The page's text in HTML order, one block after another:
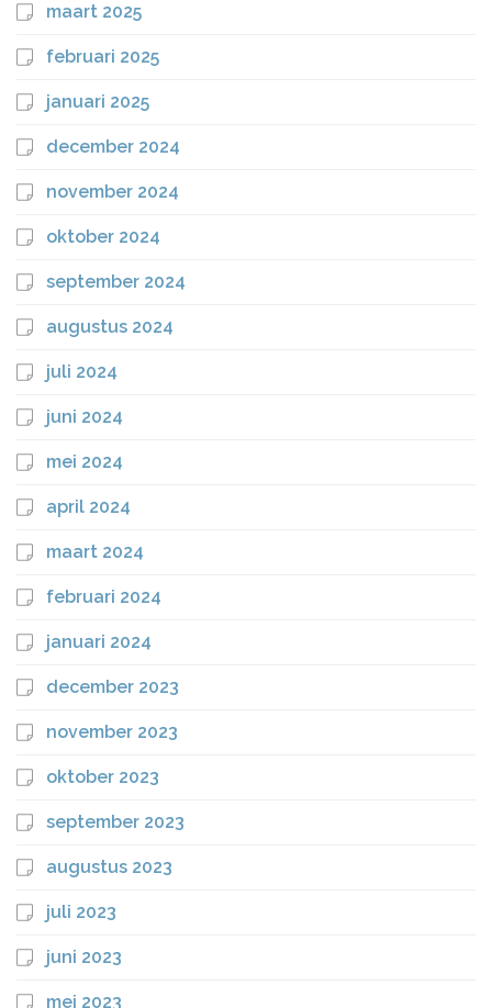
maart 2025
februari 2025
januari 2025
december 2024
november 2024
oktober 2024
september 2024
augustus 2024
juli 2024
juni 2024
mei 2024
april 2024
maart 2024
februari 2024
januari 2024
december 2023
november 2023
oktober 2023
september 2023
augustus 2023
juli 2023
juni 2023
mei 2023